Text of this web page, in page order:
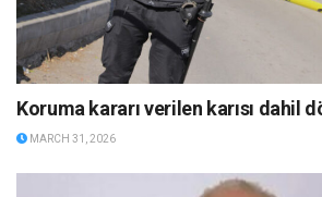
Koruma kararı verilen karısı dahil
MARCH 31, 2026